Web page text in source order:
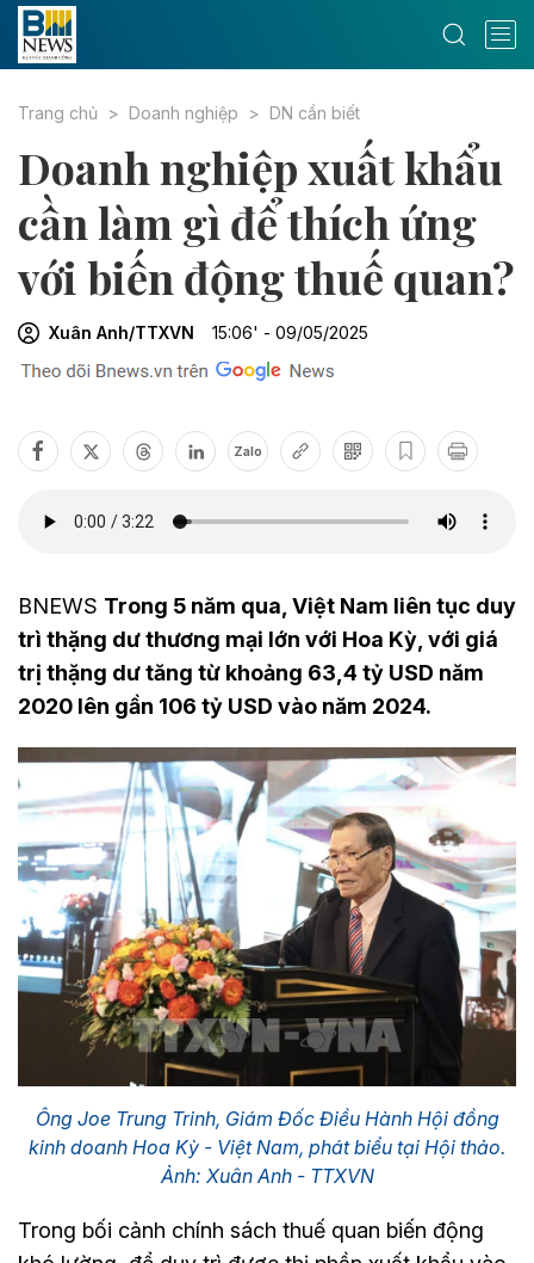
Trang chủ Doanh nghiệp DN cần biết
Doanh nghiệp xuất khẩu
cần làm gì để thích ứng
với biến động thuế quan?
Xuân Anh/TTXVN 15:06' - 09/05/2025
Zalo
BNEWS Trong 5 năm qua, Việt Nam liên tục duy
trì thặng dư thương mại lớn với Hoa Kỳ, với giá
trị thặng dư tăng từ khoảng 63,4 tỷ USD năm
2020 lên gần 106 tỷ USD vào năm 2024.
Ông Joe Trung Trinh, Giám Đốc Điều Hành Hội đồng
kinh doanh Hoa Kỳ - Việt Nam, phát biểu tại Hội thảo.
Ảnh: Xuân Anh - TTXVN
Trong bối cảnh chính sách thuế quan biến động